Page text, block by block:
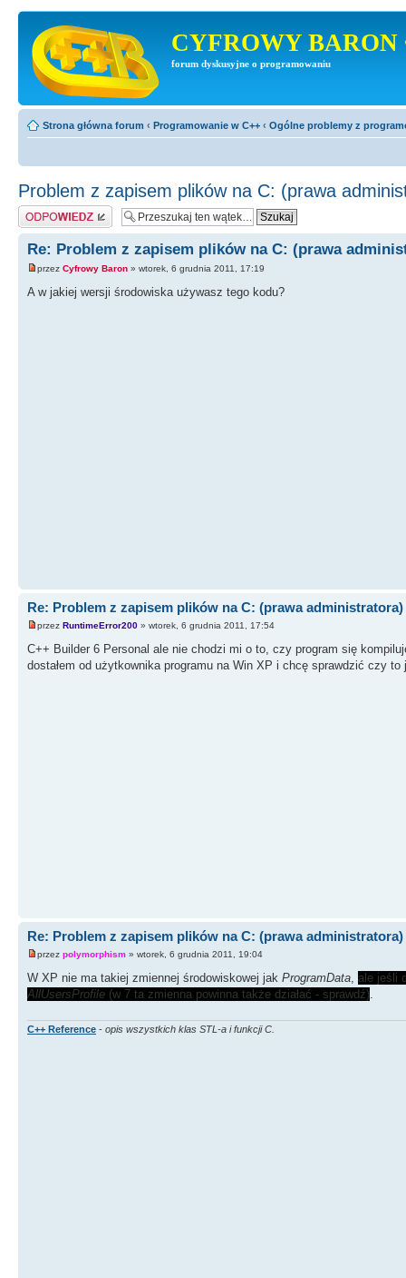
CYFROWY BARON
forum dyskusyjne o programowaniu
Strona główna forum ‹ Programowanie w C++ ‹ Ogólne problemy z
Problem z zapisem plików na C: (prawa
Odpowiedz
Re: Problem z zapisem plików na C: (prawa
przez Cyfrowy Baron » wtorek, 6 grudnia 2011, 17:19
A w jakiej wersji środowiska używasz tego kodu?
Re: Problem z zapisem plików na C: (prawa administratora)
przez RuntimeError200 » wtorek, 6 grudnia 2011, 17:54
C++ Builder 6 Personal ale nie chodzi mi o to, czy program się
dostałem od użytkownika programu na Win XP i chcę sprawdzić czy to
Re: Problem z zapisem plików na C: (prawa administratora)
przez polymorphism » wtorek, 6 grudnia 2011, 19:04
W XP nie ma takiej zmiennej środowiskowej jak ProgramData ale jeśli
AllUsersProfile (w 7 ta zmienna powinna także działać - sprawdź)
C++ Reference - opis wszystkich klas STL-a i funkcji C.